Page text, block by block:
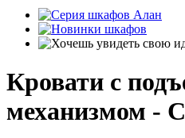
Кровати с
механизмом -